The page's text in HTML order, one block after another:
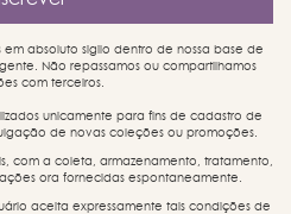
absoluto sigilo dentro de nossa base de
Não repassamos ou compartilhamos
com terceiros.
unicamente para fins de cadastro de
de novas coleções ou promoções.
com a coleta, armazenamento, tratamento,
ora fornecidas espontaneamente.
aceita expressamente tais condições de